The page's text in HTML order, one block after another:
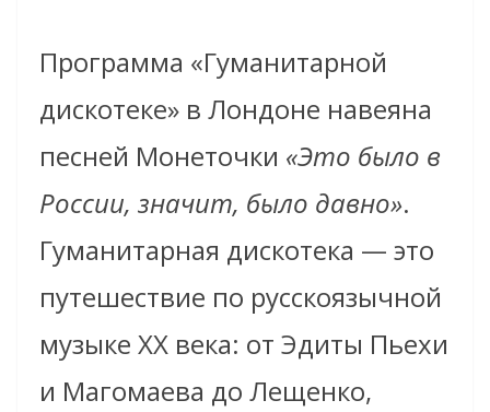
Программа «Гуманитарной
дискотеке» в Лондоне навеяна
песней Монеточки «Это было в
России, значит, было давно».
Гуманитарная дискотека — это
путешествие по русскоязычной
музыке XX века: от Эдиты Пьехи
и Магомаева до Лещенко,